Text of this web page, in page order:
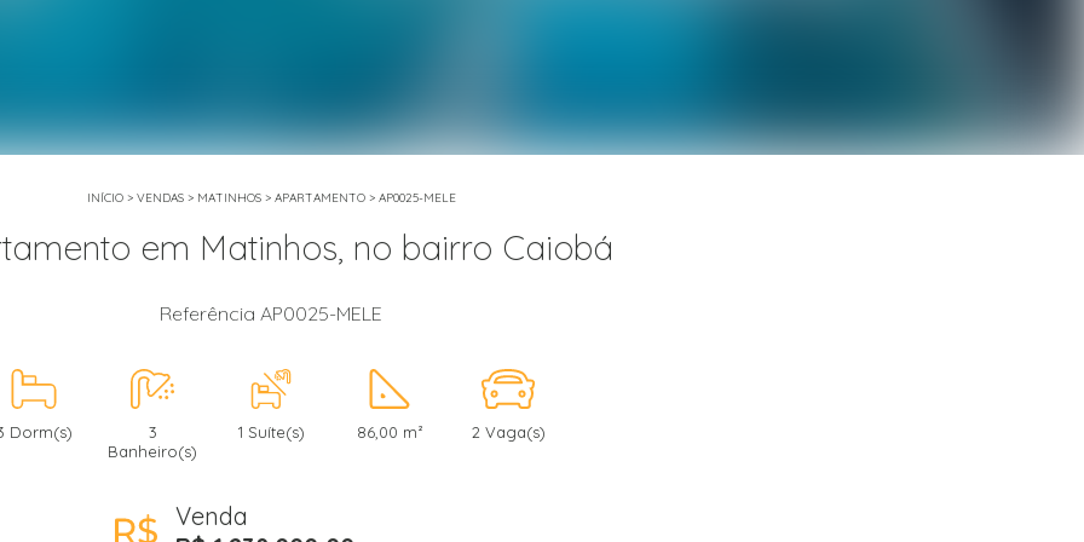
INÍCIO> VENDAS> MATINHOS> APARTAMENTO> AP0025-MELE
em Matinhos, no bairro Caiobá
Referência AP0025-MELE
Dorm(s)
3
Banheiro(s)
1 Suíte(s) 86,00 m² 2 Vaga(s)
Venda